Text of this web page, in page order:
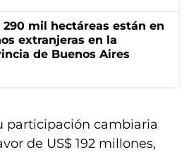
290 mil hectáreas están en
extranjeras en la
de Buenos Aires
participación cambiaria
de US$ 192 millones,